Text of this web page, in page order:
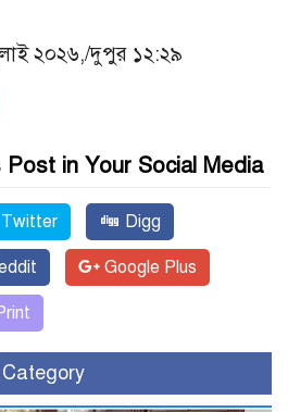
২০২৬,/দুপুর ১২:২৯
in Your Social Media
Twitter Digg
Google Plus